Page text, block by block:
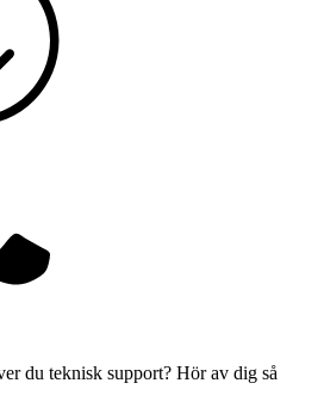
du teknisk support? Hör av dig så